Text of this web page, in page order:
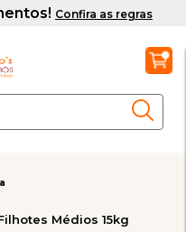
Médios 15kg